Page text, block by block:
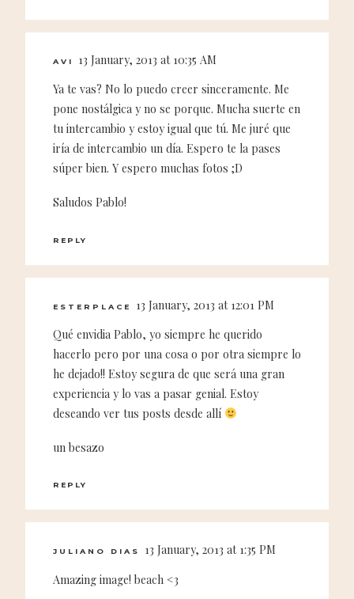
AVI
13 January, 2013 at 10:35 AM
Ya te vas? No lo puedo creer sinceramente. Me
pone nostálgica y no se porque. Mucha suerte en
tu intercambio y estoy igual que tú. Me juré que
iría de intercambio un día. Espero te la pases
súper bien. Y espero muchas fotos ;D
Saludos Pablo!
REPLY
ESTERPLACE
13 January, 2013 at 12:01 PM
Qué envidia Pablo, yo siempre he querido
hacerlo pero por una cosa o por otra siempre lo
he dejado!! Estoy segura de que será una gran
experiencia y lo vas a pasar genial. Estoy
deseando ver tus posts desde allí
un besazo
REPLY
JULIANO DIAS
13 January, 2013 at 1:35 PM
Amazing image! beach <3